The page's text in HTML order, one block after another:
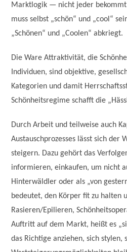
Marktlogik — nicht jeder bekommt
muss selbst „schön“ und „cool“
„Schönen“ und „Coolen“ abkriegt.
Die Ware Attraktivität, die
Individuen, sind objektive,
Kategorien und damit
Schönheitsregime schafft die
Durch Arbeit und teilweise auch
Austauschprozesses lässt sich
steigern. Dazu gehört das
informieren, einkaufen, um nicht
Hinterwäldler oder als „von
bedeutet, den Körper fit zu halten
Rasieren/Epilieren,
Auftritt auf dem Markt, heißt es
das Richtige anziehen, sich stylen,